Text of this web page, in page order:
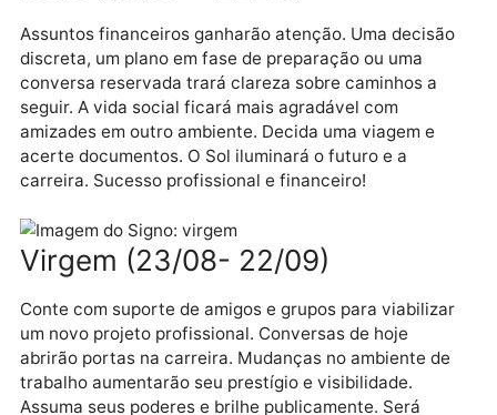
pessoa influente que poderá redefinir rumos na
carreira. Siga a intuição para determinar planos de
longo prazo e os próximos passos. As comunicações
estarão abertas, amplie conexões!
Leão (23/07 – 22/08)
Assuntos financeiros ganharão atenção. Uma
conversa reservada trará clareza sobre caminhos a
seguir. A vida social ficará mais agradável com
amizades em outro ambiente. Decida uma viagem e
acerte documentos. O Sol iluminará o futuro e a